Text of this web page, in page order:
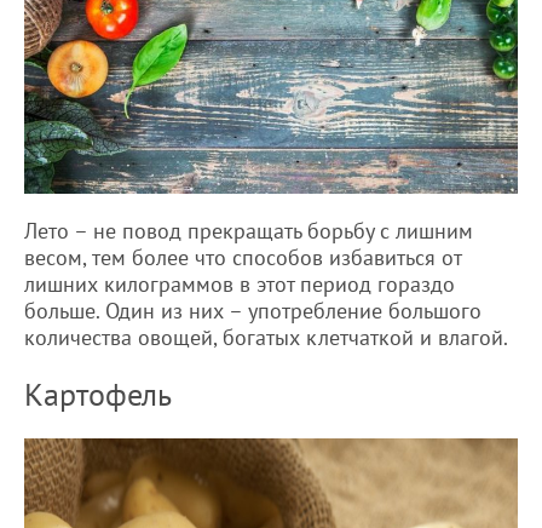
Лето – не повод прекращать борьбу с лишним
весом, тем более что способов избавиться от
лишних килограммов в этот период гораздо
больше. Один из них – употребление большого
количества овощей, богатых клетчаткой и влагой.
Картофель